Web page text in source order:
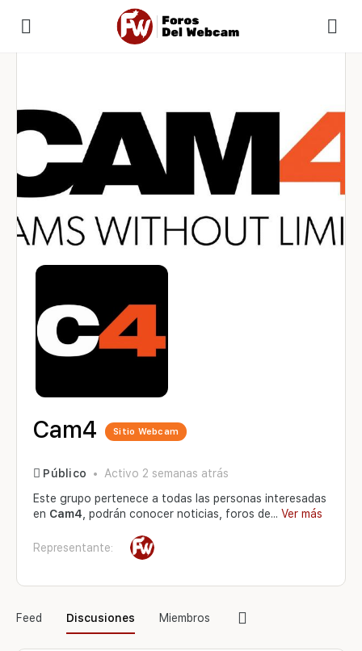
Cam4 Sitio Webcam
Público
Activo 2 semanas atrás
Este grupo pertenece a todas las personas interesadas
en Cam4 , podrán conocer noticias, foros de... Ver más
Representante:
Feed Discusiones Miembros